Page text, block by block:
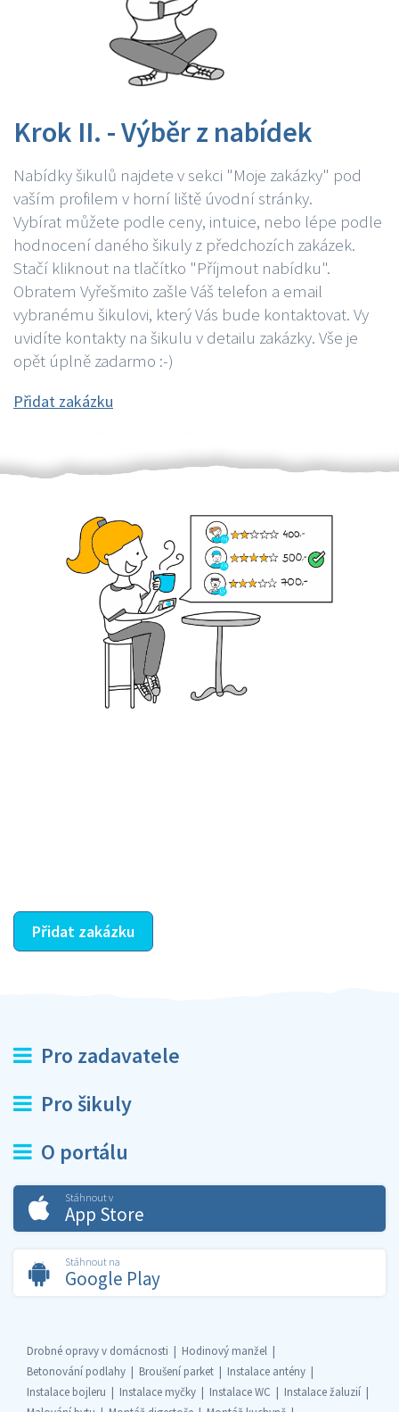
Krok II. - Výběr z nabídek
Nabídky šikulů najdete v sekci "Moje zakázky" pod
vaším profilem v horní liště úvodní stránky.
Vybírat můžete podle ceny, intuice, nebo lépe podle
hodnocení daného šikuly z předchozích zakázek.
Stačí kliknout na tlačítko "Příjmout nabídku".
Obratem Vyřešmito zašle Váš telefon a email
vybranému šikulovi, který Vás bude kontaktovat. Vy
uvidíte kontakty na šikulu v detailu zakázky. Vše je
opět úplně zadarmo :-)
Přidat zakázku
Přidat zakázku
Pro zadavatele
Pro šikuly
O portálu
Stáhnout v
App Store
Stáhnout na
Google Play
Drobné opravy v domácnosti
Hodinový manžel
Betonování podlahy
Broušení parket
Instalace antény
Instalace bojleru
Instalace myčky Instalace WC
Instalace žaluzií